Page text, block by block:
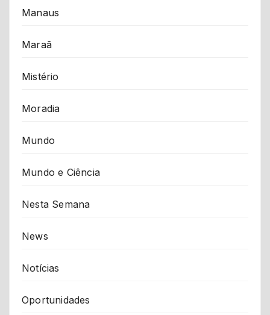
Manaus
Maraã
Mistério
Moradia
Mundo
Mundo e Ciência
Nesta Semana
News
Notícias
Oportunidades